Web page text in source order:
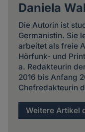
Daniela
Die Autorin ist
Germanistin. Sie
arbeitet als freie
Hörfunk- und
a. Redakteurin
2016 bis Anfang
Chefredakteurin
Weitere Artikel